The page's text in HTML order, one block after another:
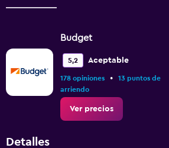
Budget
5,2 Aceptable
178 opiniones •
13 puntos de
arriendo
Ver precios
Detalles